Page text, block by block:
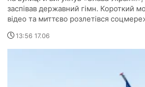
заспівав державний гімн. Короткий
відео та миттєво розлетівся
13:56 17.06